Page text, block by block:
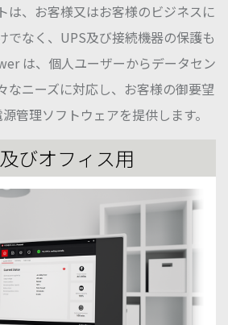
は、お客様又はお客様のビジネスに
でなく、UPS及び接続機器の保護も
は、個人ユーザーからデータセン
なニーズに対応し、お客様の御要望
管理ソフトウェアを提供します。
びオフィス用